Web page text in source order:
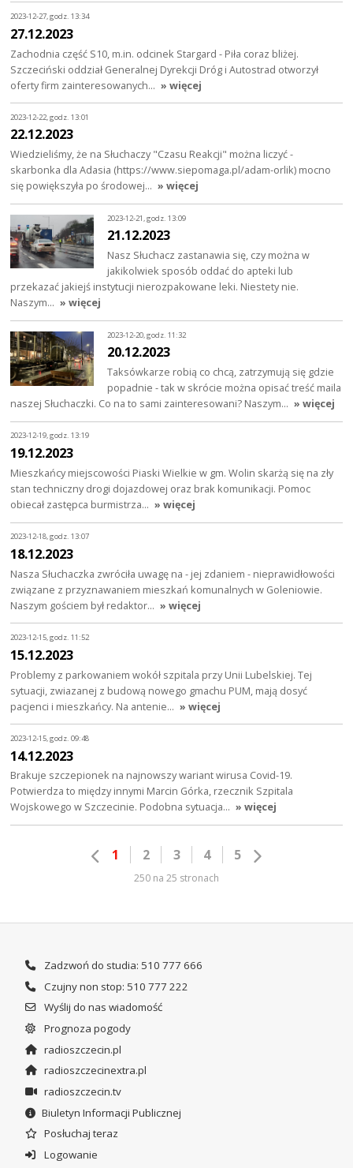
2023-12-27, godz. 13:34
27.12.2023
Zachodnia część S10, m.in. odcinek Stargard - Piła coraz bliżej.
Szczeciński oddział Generalnej Dyrekcji Dróg i Autostrad otworzył
oferty firm zainteresowanych… » więcej
2023-12-22, godz. 13:01
22.12.2023
Wiedzieliśmy, że na Słuchaczy "Czasu Reakcji" można liczyć -
skarbonka dla Adasia (https://www.siepomaga.pl/adam-orlik) mocno
się powiększyła po środowej… » więcej
2023-12-21, godz. 13:09
21.12.2023
Nasz Słuchacz zastanawia się, czy można w
jakikolwiek sposób oddać do apteki lub
przekazać jakiejś instytucji nierozpakowane leki. Niestety nie.
Naszym… » więcej
2023-12-20, godz. 11:32
20.12.2023
Taksówkarze robią co chcą, zatrzymują się gdzie
popadnie - tak w skrócie można opisać treść maila
naszej Słuchaczki. Co na to sami zainteresowani? Naszym… » więcej
2023-12-19, godz. 13:19
19.12.2023
Mieszkańcy miejscowości Piaski Wielkie w gm. Wolin skarżą się na zły
stan techniczny drogi dojazdowej oraz brak komunikacji. Pomoc
obiecał zastępca burmistrza… » więcej
2023-12-18, godz. 13:07
18.12.2023
Nasza Słuchaczka zwróciła uwagę na - jej zdaniem - nieprawidłowości
związane z przyznawaniem mieszkań komunalnych w Goleniowie.
Naszym gościem był redaktor… » więcej
2023-12-15, godz. 11:52
15.12.2023
Problemy z parkowaniem wokół szpitala przy Unii Lubelskiej. Tej
sytuacji, zwiazanej z budową nowego gmachu PUM, mają dosyć
pacjenci i mieszkańcy. Na antenie… » więcej
2023-12-15, godz. 09:48
14.12.2023
Brakuje szczepionek na najnowszy wariant wirusa Covid-19.
Potwierdza to między innymi Marcin Górka, rzecznik Szpitala
Wojskowego w Szczecinie. Podobna sytuacja… » więcej
1 2 3 4 5
250 na 25 stronach
Zadzwoń do studia: 510 777 666
Czujny non stop: 510 777 222
Wyślij do nas wiadomość
Prognoza pogody
radioszczecin.pl
radioszczecinextra.pl
radioszczecin.tv
Biuletyn Informacji Publicznej
Posłuchaj teraz
Logowanie